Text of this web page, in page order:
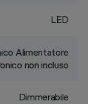
LED
Alimentatore
non incluso
Dimmerabile